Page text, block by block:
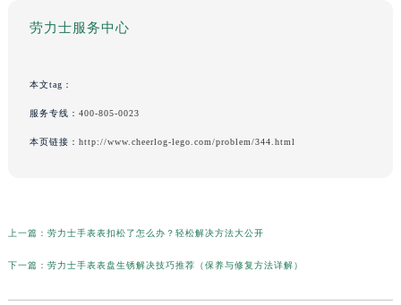
劳力士服务中心
本文tag：
服务专线： 400-805-0023
本页链接： http://www.cheerlog-lego.com/problem/344.html
上一篇： 劳力士手表表扣松了怎么办？轻松解决方法大公开
下一篇： 劳力士手表表盘生锈解决技巧推荐（保养与修复方法详解）